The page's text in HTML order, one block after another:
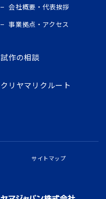
会社概要・代表挨拶
事業拠点・アクセス
試作の相談
クリヤマリクルート
サイトマップ